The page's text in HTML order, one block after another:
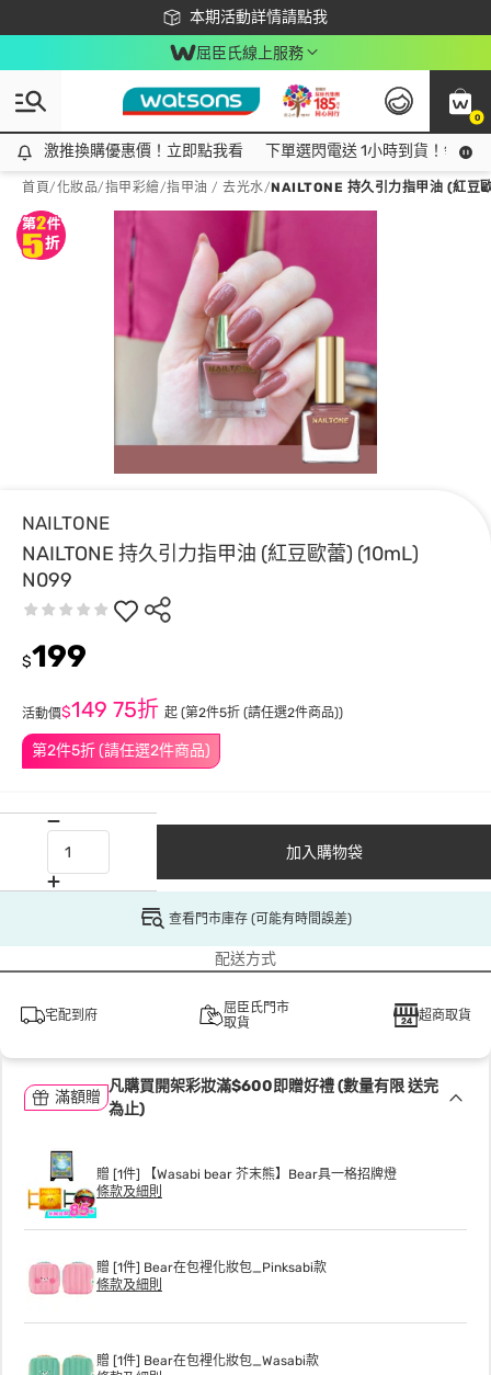
本期活動詳情請點我
下載app最高回饋$350
屈臣氏線上服務
0
激推換購優惠價！立即點我看
激推換購優惠價！立即點我看 下單選閃電送 1小時到貨！領神
首頁/化妝品/指甲彩繪/指甲油 / 去光水/NAILTONE 持久引力指甲油 (紅豆
NAILTONE
NAILTONE 持久引力指甲油 (紅豆歐蕾) (10mL)
N099
第2件5折 (請任選2件商品)
$199
活動價$149 75折 起 (第2件5折 (請任選2件商品))
加入購物袋
查看門市庫存 (可能有時間誤差)
配送方式
宅配到府
屈臣氏門市
取貨
超商取貨
滿額贈
凡購買開架彩妝滿$600即贈好禮 (數量有限 送完
為止)
贈 [1件] 【Wasabi bear 芥末熊】Bear具一格招牌燈
條款及細則
贈 [1件] Bear在包裡化妝包_Pinksabi款
條款及細則
贈 [1件] Bear在包裡化妝包_Wasabi款